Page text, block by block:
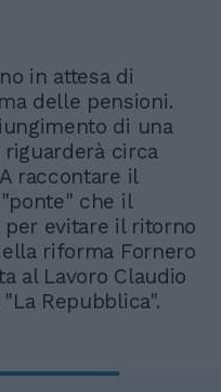
in attesa di
delle pensioni.
di una
riguarderà circa
raccontare il
che il
evitare il ritorno
riforma Fornero
al Lavoro Claudio
Repubblica".